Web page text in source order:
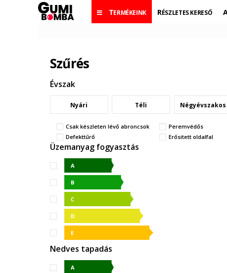
TERMÉKEINK RÉSZLETES KERESŐ
Szűrés
Évszak
Nyári Téli Négyévszakos
Csak készleten lévő abroncsok
Peremvédős
Defekttűrő
Erősitett oldalfal
Üzemanyag fogyasztás
Nedves tapadás